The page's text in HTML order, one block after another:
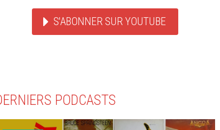
S'ABONNER SUR YOUTUBE
PODCASTS